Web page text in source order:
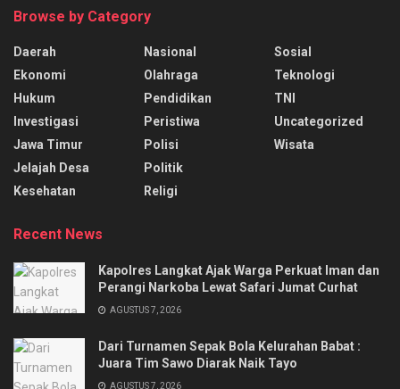
Browse by Category
Daerah
Ekonomi
Hukum
Investigasi
Jawa Timur
Jelajah Desa
Kesehatan
Nasional
Olahraga
Pendidikan
Peristiwa
Polisi
Politik
Religi
Sosial
Teknologi
TNI
Uncategorized
Wisata
Recent News
Kapolres Langkat Ajak Warga Perkuat Iman dan
Perangi Narkoba Lewat Safari Jumat Curhat
AGUSTUS 7, 2026
Dari Turnamen Sepak Bola Kelurahan Babat :
Juara Tim Sawo Diarak Naik Tayo
AGUSTUS 7, 2026